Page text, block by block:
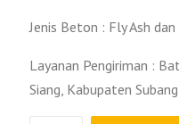
Jenis Beton : Fly Ash
Layanan Pengiriman :
Siang, Kabupaten